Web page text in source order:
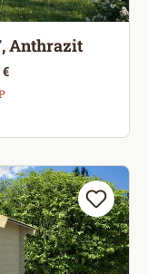
Anthrazit